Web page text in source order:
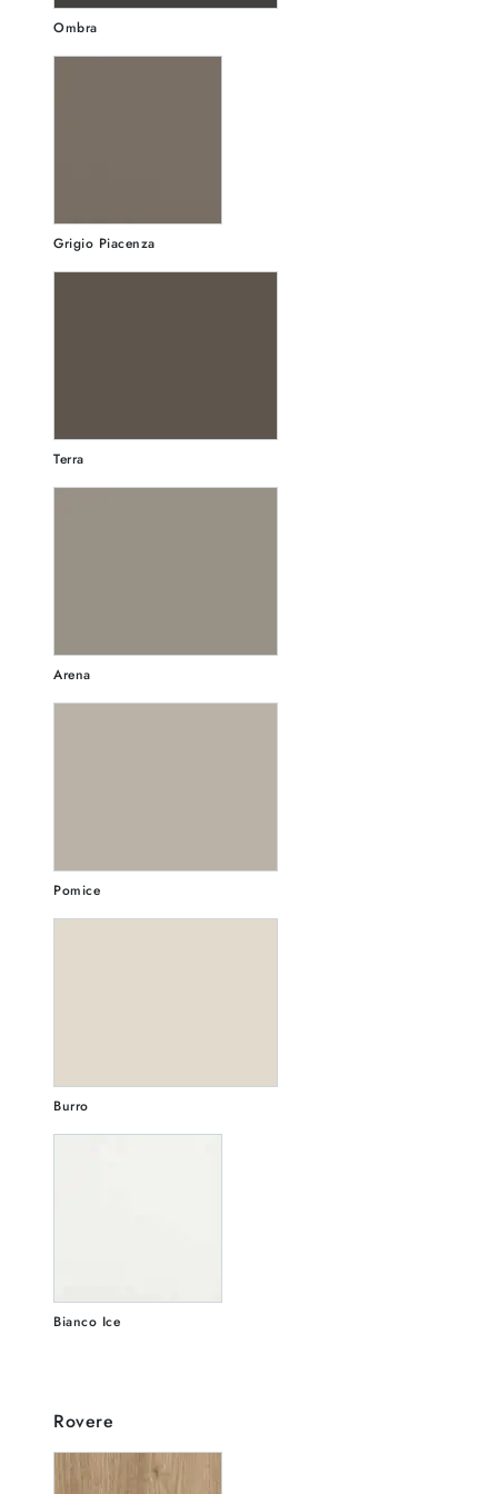
Ombra
Grigio Piacenza
Terra
Arena
Pomice
Burro
Bianco Ice
Rovere